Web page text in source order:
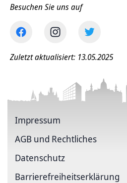
Besuchen Sie uns auf
Zuletzt aktualisiert: 13.05.2025
Impressum
AGB und Rechtliches
Datenschutz
Barriere­freiheits­erklärung